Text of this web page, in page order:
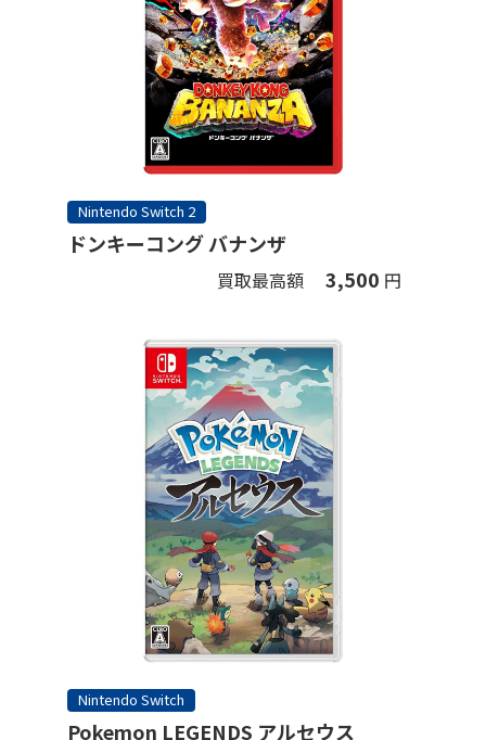
Nintendo Switch 2
ドンキーコング バナンザ
買取最高額 3,500 円
Nintendo Switch
Pokemon LEGENDS アルセウス